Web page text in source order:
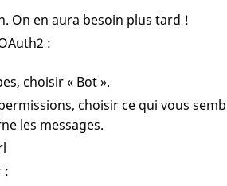
On en aura besoin plus tard !
:
choisir « Bot ».
choisir ce qui vous
les messages.
: